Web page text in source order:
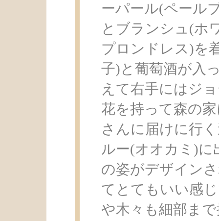
ーパール(ペール
とブランシュ(ホ
プロンドレス)を
子)と葡萄酒が入
えて右手にはジ
花を持って森の
さんに届けに行
ルー(オオカミ)
の姿がデザイン
てとてもいい感
や木々も細部ま